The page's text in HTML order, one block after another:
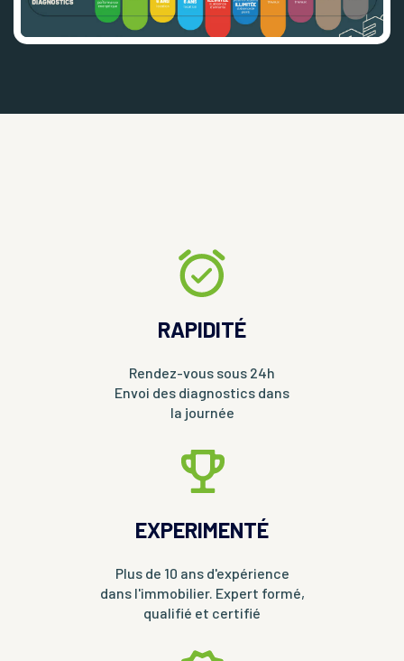
RAPIDITÉ
Rendez-vous sous 24h
Envoi des diagnostics dans
la journée
EXPERIMENTÉ
Plus de 10 ans d'expérience
dans l'immobilier. Expert formé,
qualifié et certifié